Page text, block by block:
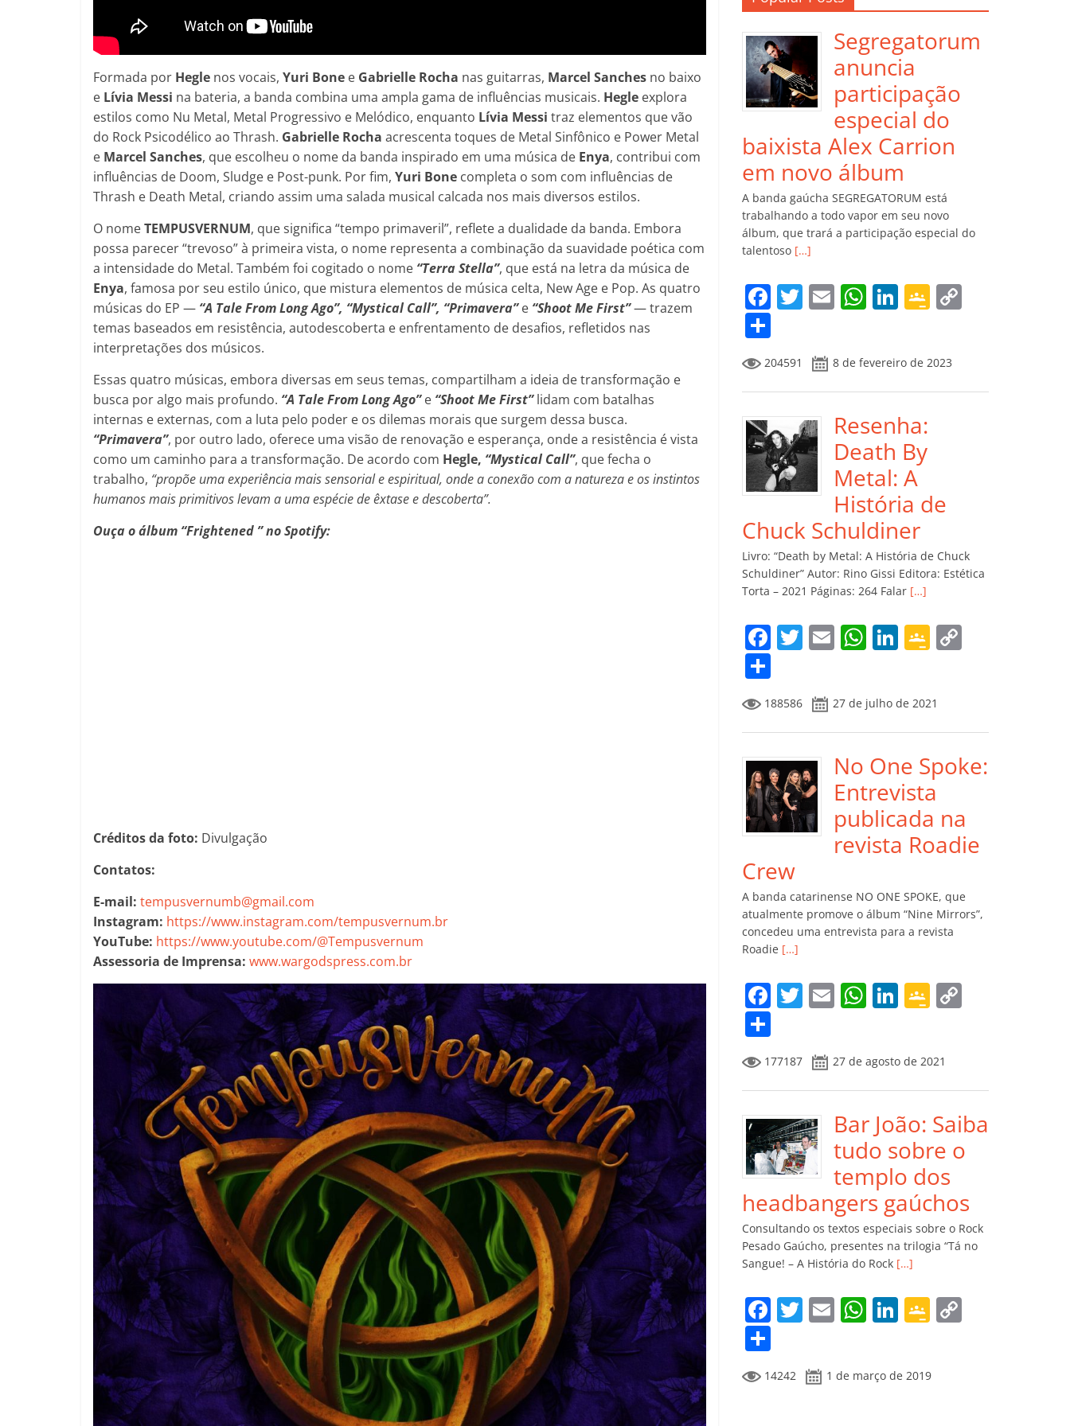
Formada por Hegle nos vocais, Yuri Bone e Gabrielle Rocha nas guitarras, Marcel Sanches no baixo
e Lívia Messi na bateria, a banda combina uma ampla gama de influências musicais. Hegle explora
estilos como Nu Metal, Metal Progressivo e Melódico, enquanto Lívia Messi traz elementos que vão
do Rock Psicodélico ao Thrash. Gabrielle Rocha acrescenta toques de Metal Sinfônico e Power Metal
e Marcel Sanches, que escolheu o nome da banda inspirado em uma música de Enya, contribui com
influências de Doom, Sludge e Post-punk. Por fim, Yuri Bone completa o som com influências de
Thrash e Death Metal, criando assim uma salada musical calcada nos mais diversos estilos.
O nomeTEMPUSVERNUM, que significa “tempo primaveril”, reflete a dualidade da banda. Embora
possa parecer “trevoso” à primeira vista, o nome representa a combinação da suavidade poética com
a intensidade do Metal. Também foi cogitado o nome “Terra Stella”, que está na letra da música de
Enya, famosa por seu estilo único, que mistura elementos de música celta, New Age e Pop. As quatro
músicas do EP — “A Tale From Long Ago”, “Mystical Call”, “Primavera”e “Shoot Me First”— trazem
temas baseados em resistência, autodescoberta e enfrentamento de desafios, refletidos nas
interpretações dos músicos.
Essas quatro músicas, embora diversas em seus temas, compartilham a ideia de transformação e
busca por algo mais profundo. “A Tale From Long Ago”e “Shoot Me First”lidam com batalhas
internas e externas, com a luta pelo poder e os dilemas morais que surgem dessa busca.
“Primavera”, por outro lado, oferece uma visão de renovação e esperança, onde a resistência é vista
como um caminho para a transformação. De acordo com Hegle, “Mystical Call”, que fecha o
trabalho, “propõe uma experiência mais sensorial e espiritual, onde a conexão com a natureza e os instintos
humanos mais primitivos levam a uma espécie de êxtase e descoberta”.
Ouça o álbum “Frightened ” no Spotify:
Créditos da foto: Divulgação
Contatos:
E-mail: tempusvernumb@gmail.com
Instagram: https://www.instagram.com/tempusvernum.br
YouTube: https://www.youtube.com/@Tempusvernum
Assessoria de Imprensa: www.wargodspress.com.br
Segregatorum
anuncia
participação
especial do
baixista Alex Carrion
em novo álbum
A banda gaúcha SEGREGATORUM está
trabalhando a todo vapor em seu novo
álbum, que trará a participação especial do
talentoso […]
F
e
b
o
o
k
T
itt
er
E
l
W
s
A
p
p
Li
e
dI
n
G
gl
e
ro
m
Li
o
m
p
ar
til
h
ar
204591 8 de fevereiro de 2023
Resenha:
Death By
Metal: A
História de
Chuck Schuldiner
Livro: “Death by Metal: A História de Chuck
Schuldiner” Autor: Rino Gissi Editora: Estética
Torta – 2021 Páginas: 264 Falar […]
F
e
b
o
o
k
T
itt
er
E
l
W
s
A
p
p
Li
e
dI
n
G
gl
e
Cl
a
ss
ro
m
Li
n
o
m
p
ar
til
h
ar
188586 27 de julho de 2021
No One Spoke:
Entrevista
publicada na
revista Roadie
Crew
A banda catarinense NO ONE SPOKE, que
atualmente promove o álbum “Nine Mirrors”,
concedeu uma entrevista para a revista
Roadie […]
F
e
b
o
o
k
T
itt
er
E
l
W
s
A
p
p
Li
e
dI
n
G
gl
e
Cl
a
ss
ro
o
m
Li
n
k
o
m
p
ar
til
h
ar
177187 27 de agosto de 2021
Bar João: Saiba
tudo sobre o
templo dos
headbangers gaúchos
Consultando os textos especiais sobre o Rock
Pesado Gaúcho, presentes na trilogia “Tá no
Sangue! – A História do Rock […]
F
e
T
itt
er
E
l
W
s
Li
e
G
gl
o
m
14242 1 de março de 2019